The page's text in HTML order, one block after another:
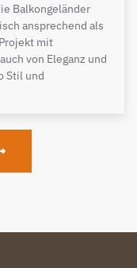
Balkongeländer
ansprechend als
mit
von Eleganz und
Stil und